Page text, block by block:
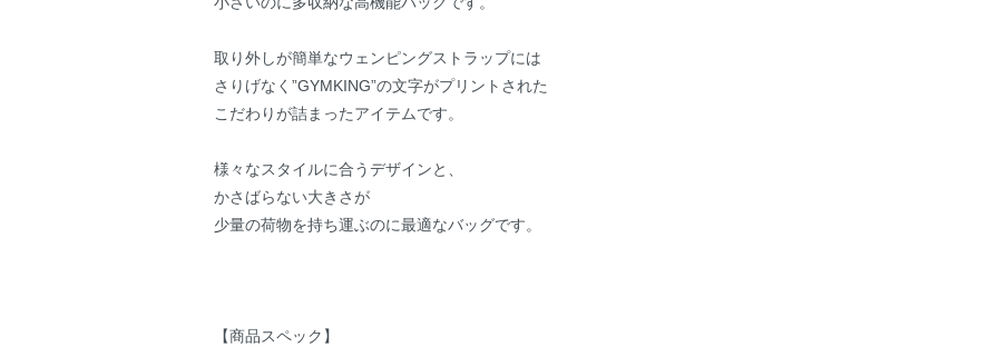
取り外しが簡単なウェンピングストラップには
さりげなく”GYMKING”の文字がプリントされた
こだわりが詰まったアイテムです。
様々なスタイルに合うデザインと、
かさばらない大きさが
少量の荷物を持ち運ぶのに最適なバッグです。
【商品スペック】